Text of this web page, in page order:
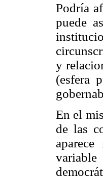
Podría
puede
y
(esfera
En el
de las